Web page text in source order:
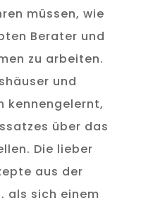
müssen, wie
Berater und
zu arbeiten.
und
kennengelernt,
über das
Die lieber
aus der
als sich einem